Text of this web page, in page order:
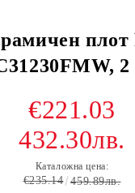
2
€221.03
432.30лв.
Каталожна цена:
€235.14 459.89лв.